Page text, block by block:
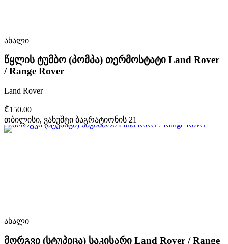
ახალი
წყლის ტუმბო (პომპა) თერმოსტატი Land Rover
/ Range Rover
Land Rover
₾150.00
თბილისი, ვახუშტი ბაგრატიონის 21
ახალი
მორგვი (სტუპიცა) საკისარი Land Rover / Range